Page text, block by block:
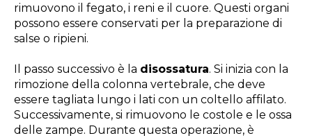
rimuovono il fegato, i reni e il cuore. Questi organi
possono essere conservati per la preparazione di
salse o ripieni.
Il passo successivo è la disossatura. Si inizia con la
rimozione della colonna vertebrale, che deve
essere tagliata lungo i lati con un coltello affilato.
Successivamente, si rimuovono le costole e le ossa
delle zampe. Durante questa operazione, è